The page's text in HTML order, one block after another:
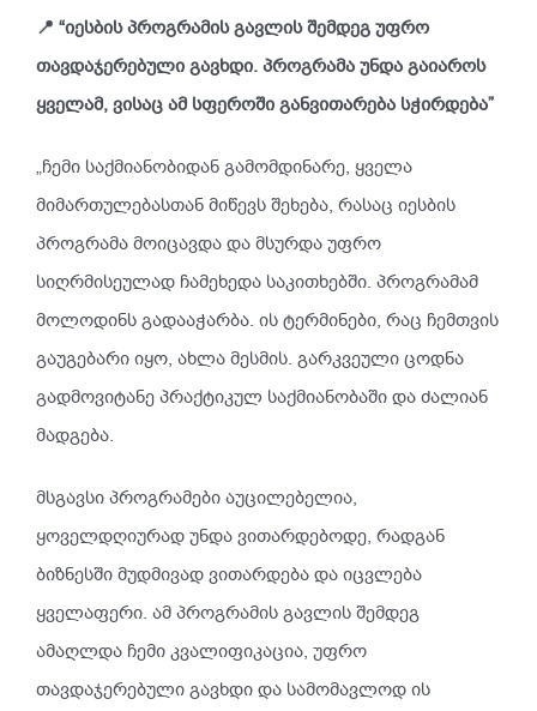
📍 “იესბის პროგრამის გავლის შემდეგ უფრო
თავდაჯერებული გავხდი. პროგრამა უნდა გაიაროს
ყველამ, ვისაც ამ სფეროში განვითარება სჭირდება”
„ჩემი საქმიანობიდან გამომდინარე, ყველა
მიმართულებასთან მიწევს შეხება, რასაც იესბის
პროგრამა მოიცავდა და მსურდა უფრო
სიღრმისეულად ჩამეხედა საკითხებში. პროგრამამ
მოლოდინს გადააჭარბა. ის ტერმინები, რაც ჩემთვის
გაუგებარი იყო, ახლა მესმის. გარკვეული ცოდნა
გადმოვიტანე პრაქტიკულ საქმიანობაში და ძალიან
მადგება.
მსგავსი პროგრამები აუცილებელია,
ყოველდღიურად უნდა ვითარდებოდე, რადგან
ბიზნესში მუდმივად ვითარდება და იცვლება
ყველაფერი. ამ პროგრამის გავლის შემდეგ
ამაღლდა ჩემი კვალიფიკაცია, უფრო
თავდაჯერებული გავხდი და სამომავლოდ ის